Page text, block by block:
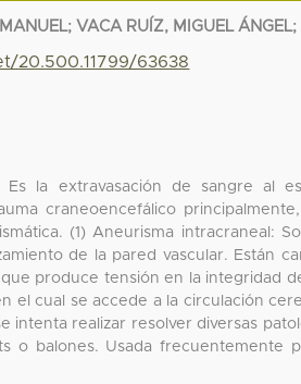
VACA RUÍZ, MIGUEL
20.500.11799/63638
Es la extravasación de sangre al
craneoencefálico
(1) Aneurisma intracraneal:
de la pared vascular. Están
produce tensión en la integridad
el cual se accede a la circulación
intenta realizar resolver diversas
o balones. Usada frecuentemente